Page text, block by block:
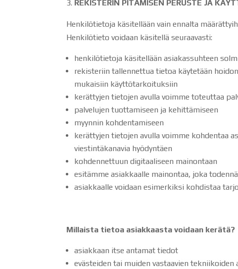
REKISTERIN PITÄMISEN PERUSTE JA
Henkilötietoja käsitellään vain ennalta
Henkilötieto voidaan käsitellä seuraavasti:
henkilötietoja käsitellään asiakassuhteen
rekisteriin tallennettua tietoa käytetään
mukaisiin käyttötarkoituksiin
kerättyjen tietojen avulla voimme toteuttaa
palvelujen tuottamiseen ja kehittämiseen
myynnin kohdentamiseen
kerättyjen tietojen avulla voimme kohdentaa
viestintäkanavia hyödyntäen
kohdennettuun digitaaliseen mainontaan
esitämme asiakkaalle mainontaa, joka
asiakkaalle voidaan esimerkiksi kohdistaa
Millaista tietoa asiakkaasta voidaan kerätä?
asiakkaan itse antamat tiedot
evästeiden tai muiden vastaavien tekniikoiden